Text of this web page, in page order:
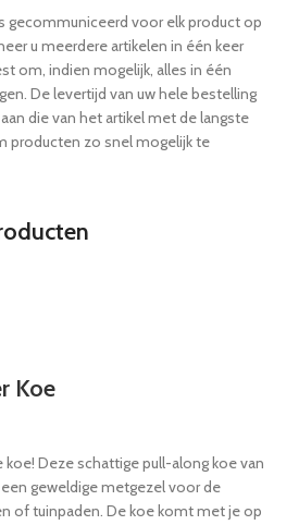
gecommuniceerd voor elk product op
u meerdere artikelen in één keer
om, indien mogelijk, alles in één
De levertijd van uw hele bestelling
die van het artikel met de langste
producten zo snel mogelijk te
Koe
Deze schattige pull-along koe van
geweldige metgezel voor de
of tuinpaden. De koe komt met je op